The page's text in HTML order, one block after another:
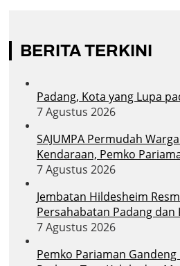
BERITA TERKINI
Padang, Kota yang Lupa
7 Agustus 2026
SAJUMPA Permudah
Kendaraan, Pemko
7 Agustus 2026
Jembatan Hildesheim
Persahabatan Padang dan
7 Agustus 2026
Pemko Pariaman Gandeng